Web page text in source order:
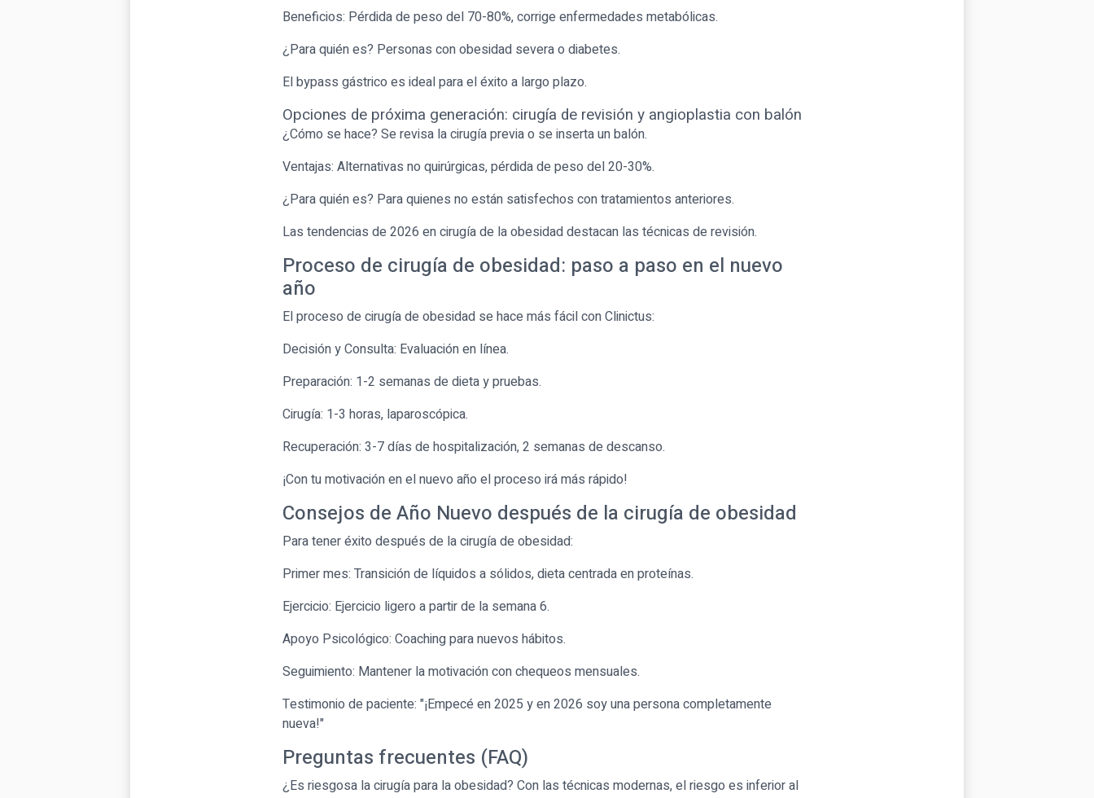
Beneficios: Pérdida de peso del 70-80%, corrige enfermedades metabólicas.
¿Para quién es? Personas con obesidad severa o diabetes.
El bypass gástrico es ideal para el éxito a largo plazo.
Opciones de próxima generación: cirugía de revisión y angioplastia con balón
¿Cómo se hace? Se revisa la cirugía previa o se inserta un balón.
Ventajas: Alternativas no quirúrgicas, pérdida de peso del 20-30%.
¿Para quién es? Para quienes no están satisfechos con tratamientos anteriores.
Las tendencias de 2026 en cirugía de la obesidad destacan las técnicas de revisión.
Proceso de cirugía de obesidad: paso a paso en el nuevo
año
El proceso de cirugía de obesidad se hace más fácil con Clinictus:
Decisión y Consulta: Evaluación en línea.
Preparación: 1-2 semanas de dieta y pruebas.
Cirugía: 1-3 horas, laparoscópica.
Recuperación: 3-7 días de hospitalización, 2 semanas de descanso.
¡Con tu motivación en el nuevo año el proceso irá más rápido!
Consejos de Año Nuevo después de la cirugía de obesidad
Para tener éxito después de la cirugía de obesidad:
Primer mes: Transición de líquidos a sólidos, dieta centrada en proteínas.
Ejercicio: Ejercicio ligero a partir de la semana 6.
Apoyo Psicológico: Coaching para nuevos hábitos.
Seguimiento: Mantener la motivación con chequeos mensuales.
Testimonio de paciente: "¡Empecé en 2025 y en 2026 soy una persona completamente
nueva!"
Preguntas frecuentes (FAQ)
¿Es riesgosa la cirugía para la obesidad? Con las técnicas modernas, el riesgo es inferior al